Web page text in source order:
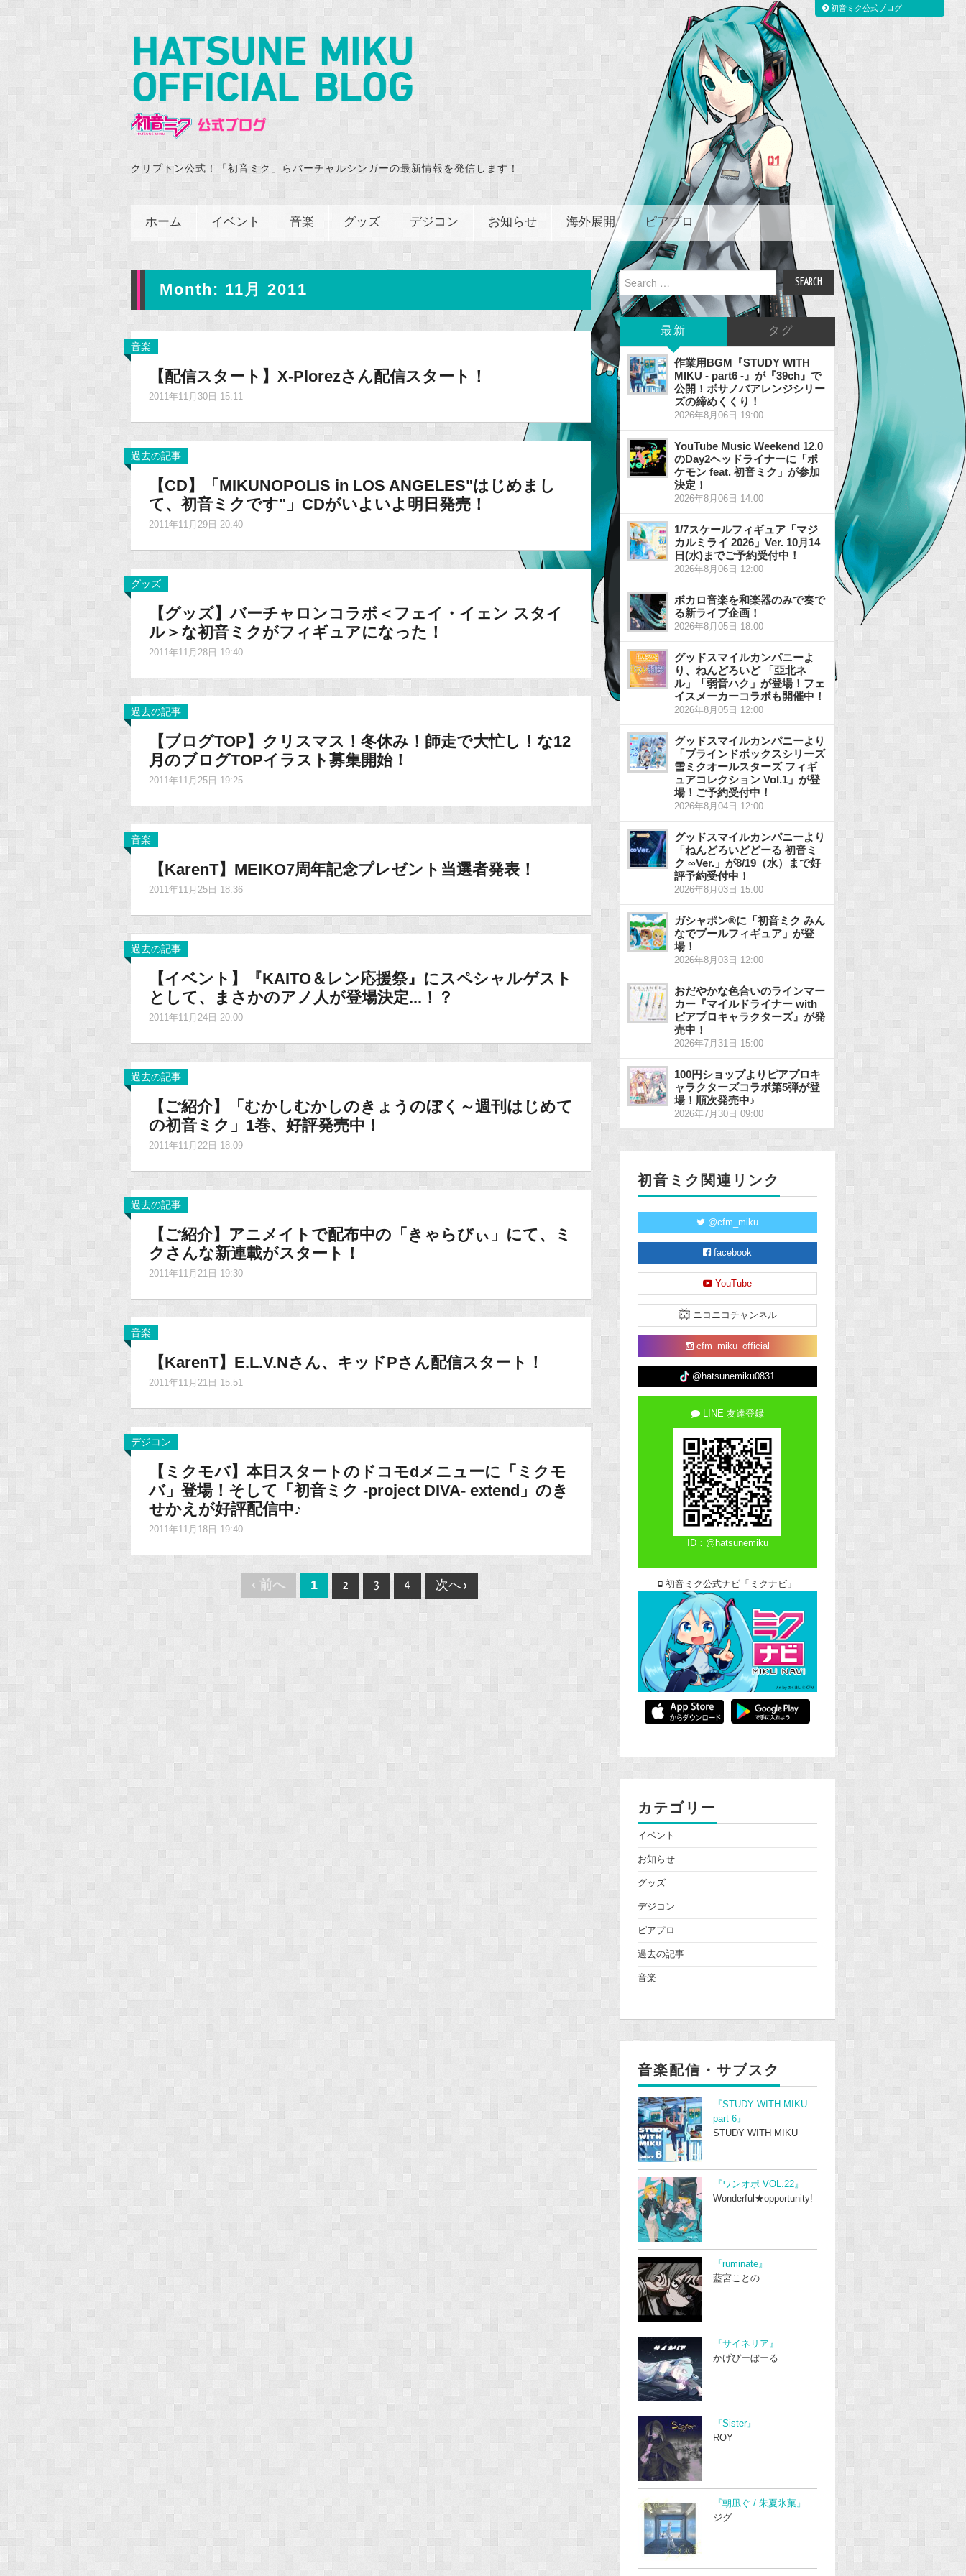
クリプトン公式！「初音ミク」らバーチャルシンガーの最新情報を発信します！
ホーム イベント 音楽 グッズ デジコン お知らせ 海外展開 ピアプロ
Month: 11月 2011
音楽
【配信スタート】X-Plorezさん配信スタート！
2011年11月30日 15:11
過去の記事
【CD】「MIKUNOPOLIS in LOS ANGELES"はじめまし
て、初音ミクです"」CDがいよいよ明日発売！
2011年11月29日 20:40
グッズ
【グッズ】バーチャロンコラボ＜フェイ・イェン スタイ
ル＞な初音ミクがフィギュアになった！
2011年11月28日 19:40
過去の記事
【ブログTOP】クリスマス！冬休み！師走で大忙し！な12
月のブログTOPイラスト募集開始！
2011年11月25日 19:25
音楽
【KarenT】MEIKO7周年記念プレゼント当選者発表！
2011年11月25日 18:36
過去の記事
【イベント】『KAITO＆レン応援祭』にスペシャルゲスト
として、まさかのアノ人が登場決定...！？
2011年11月24日 20:00
過去の記事
【ご紹介】「むかしむかしのきょうのぼく～週刊はじめて
の初音ミク」1巻、好評発売中！
2011年11月22日 18:09
過去の記事
【ご紹介】アニメイトで配布中の「きゃらびぃ」にて、ミ
クさんな新連載がスタート！
2011年11月21日 19:30
音楽
【KarenT】E.L.V.Nさん、キッドPさん配信スタート！
2011年11月21日 15:51
デジコン
【ミクモバ】本日スタートのドコモdメニューに「ミクモ
バ」登場！そして「初音ミク -project DIVA- extend」のき
せかえが好評配信中♪
2011年11月18日 19:40
‹ 前へ 1 2 3 4 次へ ›
Search
for:
最新 タグ
作業用BGM『STUDY WITH
MIKU - part6 -』が『39ch』で
公開！ボサノバアレンジシリー
ズの締めくくり！
2026年8月06日 19:00
YouTube Music Weekend 12.0
のDay2ヘッドライナーに「ポ
ケモン feat. 初音ミク」が参加
決定！
2026年8月06日 14:00
1/7スケールフィギュア「マジ
カルミライ 2026」Ver. 10月14
日(水)までご予約受付中！
2026年8月06日 12:00
ボカロ音楽を和楽器のみで奏で
る新ライブ企画！
2026年8月05日 18:00
グッドスマイルカンパニーよ
り、ねんどろいど 「亞北ネ
ル」「弱音ハク」が登場！フェ
イスメーカーコラボも開催中！
2026年8月05日 12:00
グッドスマイルカンパニーより
「ブラインドボックスシリーズ
雪ミクオールスターズ フィギ
ュアコレクション Vol.1」が登
場！ご予約受付中！
2026年8月04日 12:00
グッドスマイルカンパニーより
「ねんどろいどどーる 初音ミ
ク ∞Ver.」が8/19（水）まで好
評予約受付中！
2026年8月03日 15:00
ガシャポン®に「初音ミク みん
なでプールフィギュア」が登
場！
2026年8月03日 12:00
おだやかな色合いのラインマー
カー『マイルドライナー with
ピアプロキャラクターズ』が発
売中！
2026年7月31日 15:00
100円ショップよりピアプロキ
ャラクターズコラボ第5弾が登
場！順次発売中♪
2026年7月30日 09:00
初音ミク関連リンク
@cfm_miku
facebook
YouTube
ニコニコチャンネル
cfm_miku_official
@hatsunemiku0831
LINE 友達登録
ID：@hatsunemiku
初音ミク公式ナビ「ミクナビ」
カテゴリー
イベント
お知らせ
グッズ
デジコン
ピアプロ
過去の記事
音楽
音楽配信・サブスク
『STUDY WITH MIKU
part 6』
STUDY WITH MIKU
『ワンオポ VOL.22』
Wonderful★opportunity!
『ruminate』
藍宮ことの
『サイネリア』
かげぴーぼーる
『Sister』
ROY
『朝凪ぐ / 朱夏氷菓』
ジグ
初音ミク公式ブログ